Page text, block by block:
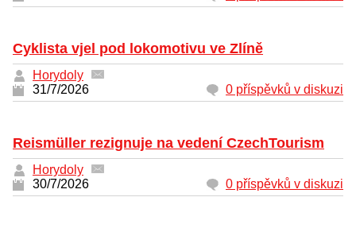
Cyklista vjel pod lokomotivu ve Zlíně
Horydoly
31/7/2026
0 příspěvků v diskuzi
Reismüller rezignuje na vedení CzechTourism
Horydoly
30/7/2026
0 příspěvků v diskuzi